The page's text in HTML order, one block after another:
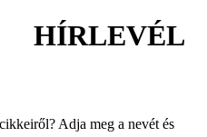
HÍRLEVÉL
Adja meg a nevét és